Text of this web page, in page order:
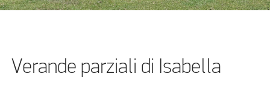
Verande parziali di Isabella